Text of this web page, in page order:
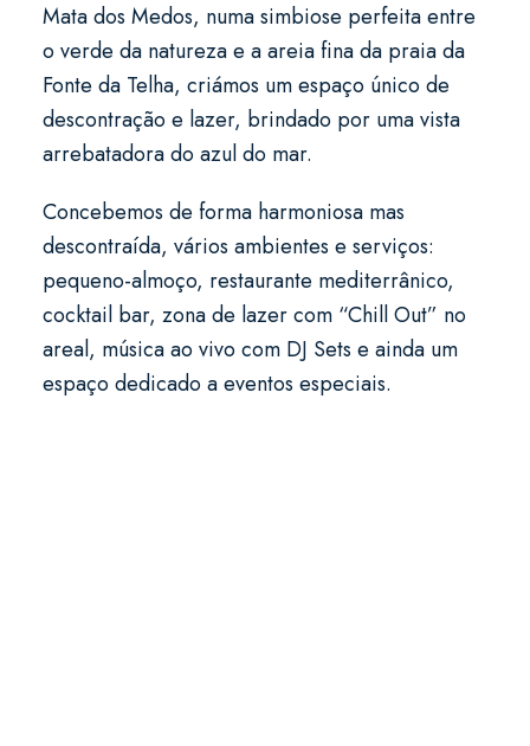
Mata dos Medos, numa simbiose perfeita entre
o verde da natureza e a areia fina da praia da
Fonte da Telha, criámos um espaço único de
descontração e lazer, brindado por uma vista
arrebatadora do azul do mar.
Concebemos de forma harmoniosa mas
descontraída, vários ambientes e serviços:
pequeno-almoço, restaurante mediterrânico,
cocktail bar, zona de lazer com “Chill Out” no
areal, música ao vivo com DJ Sets e ainda um
espaço dedicado a eventos especiais.